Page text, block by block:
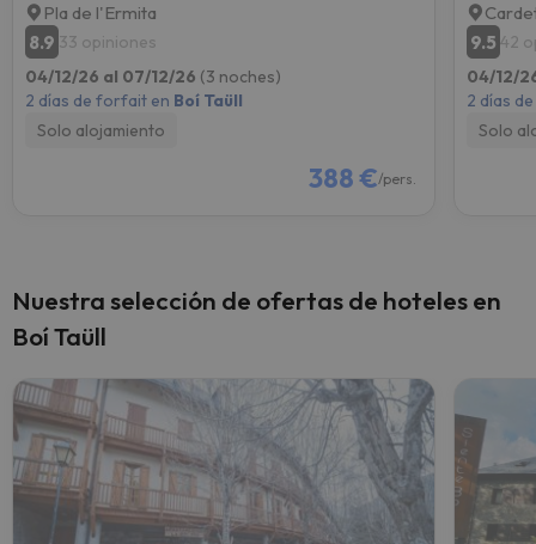
Pla de l'Ermita
8.9 33 opiniones
04/12/26 al 07/12/26 (3 noches)
2 días de forfait en Boí Taüll
Solo alojamiento
388 €/pers.
9.5 42
04/12/
2 días
Solo
Nuestra selección de ofertas de hoteles en
Boí Taüll